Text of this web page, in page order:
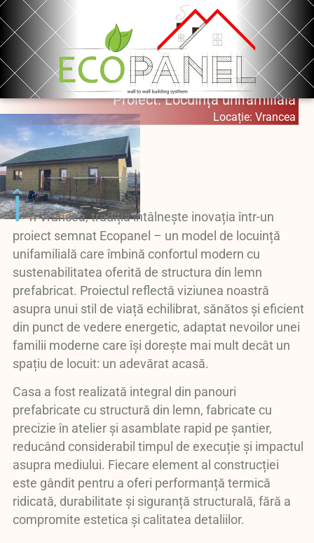
Proiect: Locuință unifamilială
Locație: Vrancea
Î n Vrancea, tradiția întâlnește inovația într-un
proiect semnat Ecopanel – un model de locuință
unifamilială care îmbină confortul modern cu
sustenabilitatea oferită de structura din lemn
prefabricat. Proiectul reflectă viziunea noastră
asupra unui stil de viață echilibrat, sănătos și eficient
din punct de vedere energetic, adaptat nevoilor unei
familii moderne care își dorește mai mult decât un
spațiu de locuit: un adevărat acasă.
Casa a fost realizată integral din panouri
prefabricate cu structură din lemn, fabricate cu
precizie în atelier și asamblate rapid pe șantier,
reducând considerabil timpul de execuție și impactul
asupra mediului. Fiecare element al construcției
este gândit pentru a oferi performanță termică
ridicată, durabilitate și siguranță structurală, fără a
compromite estetica și calitatea detaliilor.